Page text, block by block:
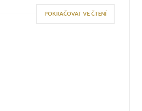
POKRAČOVAT VE ČTENÍ